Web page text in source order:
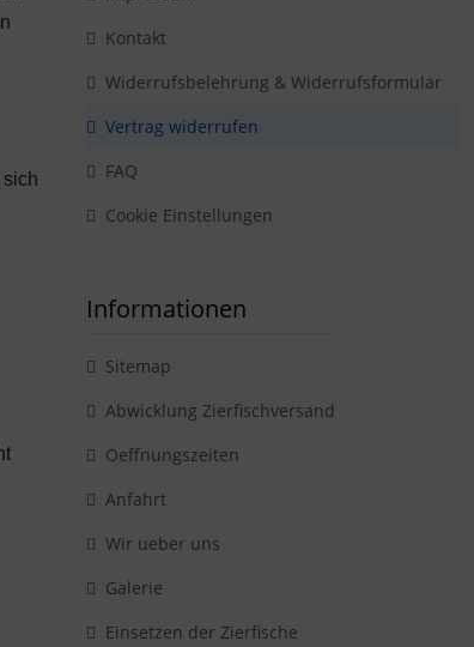
Kontakt
Widerrufsbelehrung & Widerrufsformular
Vertrag widerrufen
FAQ
Cookie Einstellungen
Informationen
Sitemap
Abwicklung Zierfischversand
Oeffnungszeiten
Anfahrt
Wir ueber uns
Galerie
Einsetzen der Zierfische